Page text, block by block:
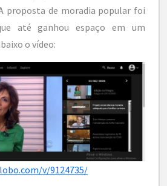
proposta de moradia popular foi
até ganhou espaço em um
o vídeo:
v/9124735/